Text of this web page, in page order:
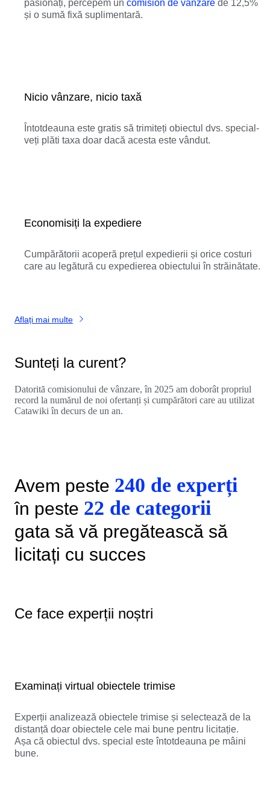
pasionați, percepem un comision de vânzare de 12,5%
și o sumă fixă suplimentară.
Nicio vânzare, nicio taxă
Întotdeauna este gratis să trimiteți obiectul dvs. special-
veți plăti taxa doar dacă acesta este vândut.
Economisiți la expediere
Cumpărătorii acoperă prețul expedierii și orice costuri
care au legătură cu expedierea obiectului în străinătate.
Aflați mai multe
Sunteți la curent?
Datorită comisionului de vânzare, în 2025 am doborât propriul
record la numărul de noi ofertanți și cumpărători care au utilizat
Catawiki în decurs de un an.
Avem peste 240 de experți
în peste 22 de categorii
gata să vă pregătească să
licitați cu succes
Ce face experții noștri
Examinați virtual obiectele trimise
Experții analizează obiectele trimise și selectează de la
distanță doar obiectele cele mai bune pentru licitație.
Așa că obiectul dvs. special este întotdeauna pe mâini
bune.